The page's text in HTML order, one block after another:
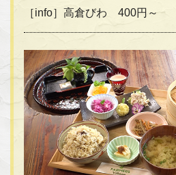
［info］高倉びわ 400円～